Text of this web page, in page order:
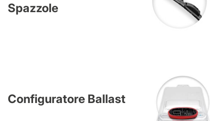
Spazzole
Configuratore Ballast